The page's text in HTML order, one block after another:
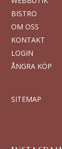
BISTRO
OM OSS
KONTAKT
LOGIN
ÅNGRA KÖP
SITEMAP